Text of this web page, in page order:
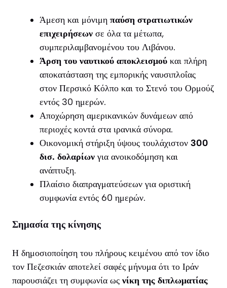
Άμεση και μόνιμη παύση στρατιωτικών
επιχειρήσεων σε όλα τα μέτωπα,
συμπεριλαμβανομένου του Λιβάνου.
Άρση του ναυτικού αποκλεισμού και πλήρη
αποκατάσταση της εμπορικής ναυσιπλοΐας
στον Περσικό Κόλπο και το Στενό του Ορμούζ
εντός 30 ημερών.
Αποχώρηση αμερικανικών δυνάμεων από
περιοχές κοντά στα ιρανικά σύνορα.
Οικονομική στήριξη ύψους τουλάχιστον 300
δισ. δολαρίων για ανοικοδόμηση και
ανάπτυξη.
Πλαίσιο διαπραγματεύσεων για οριστική
συμφωνία εντός 60 ημερών.
Σημασία της κίνησης
Η δημοσιοποίηση του πλήρους κειμένου από τον ίδιο
τον Πεζεσκιάν αποτελεί σαφές μήνυμα ότι το Ιράν
παρουσιάζει τη συμφωνία ως νίκη της διπλωματίας